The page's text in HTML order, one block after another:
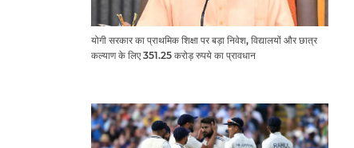
योगी सरकार का प्राथमिक शिक्षा पर बड़ा निवेश, विद्यालयों और छात्र
कल्याण के लिए 351.25 करोड़ रुपये का प्रावधान